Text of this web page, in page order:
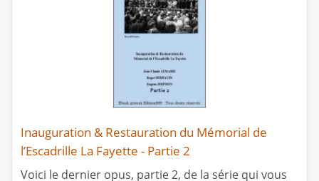
Inauguration & Restauration du Mémorial de
l’Escadrille La Fayette - Partie 2
Voici le dernier opus, partie 2, de la série qui vous